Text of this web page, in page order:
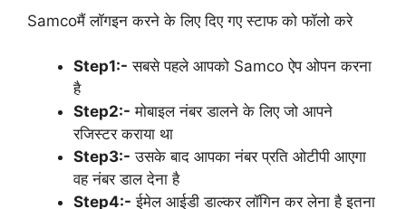
Samcoमैं लॉगइन करने के लिए दिए गए स्टाफ को फॉलो करे
Step1:- सबसे पहले आपको Samco ऐप ओपन करना
है
Step2:- मोबाइल नंबर डालने के लिए जो आपने
रजिस्टर कराया था
Step3:- उसके बाद आपका नंबर प्रति ओटीपी आएगा
वह नंबर डाल देना है
Step4:- ईमेल आईडी डाल्कर लॉगिन कर लेना है इतना